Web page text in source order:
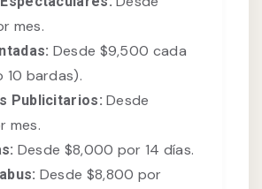
mes.
Desde $9,500 cada
10 bardas).
Publicitarios: Desde
mes.
Desde $8,000 por 14 días.
Desde $8,800 por